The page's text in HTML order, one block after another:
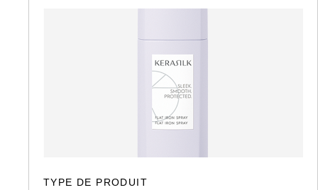
TYPE DE PRODUIT